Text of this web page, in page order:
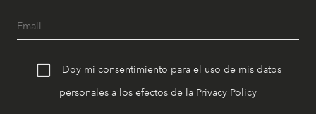
Doy mi consentimiento para el uso de mis datos
personales a los efectos de la Privacy Policy